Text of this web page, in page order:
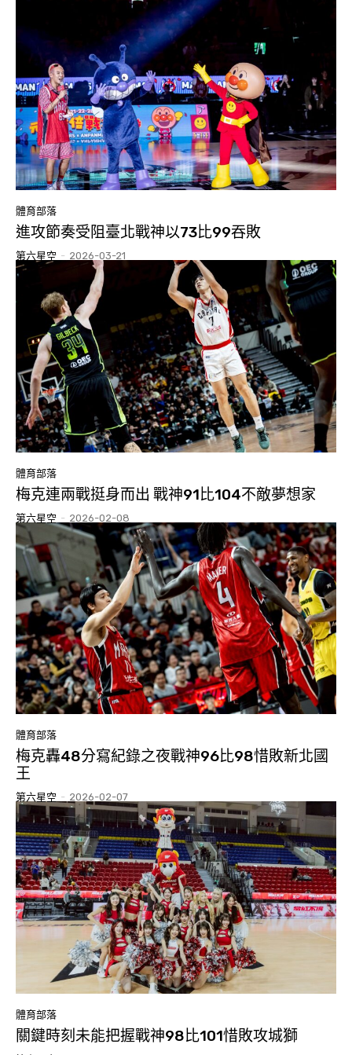
體育部落
進攻節奏受阻臺北戰神以73比99吞敗
第六星空 - 2026-03-21
體育部落
梅克連兩戰挺身而出 戰神91比104不敵夢想家
第六星空 - 2026-02-08
體育部落
梅克轟48分寫紀錄之夜戰神96比98惜敗新北國
王
第六星空 - 2026-02-07
體育部落
關鍵時刻未能把握戰神98比101惜敗攻城獅